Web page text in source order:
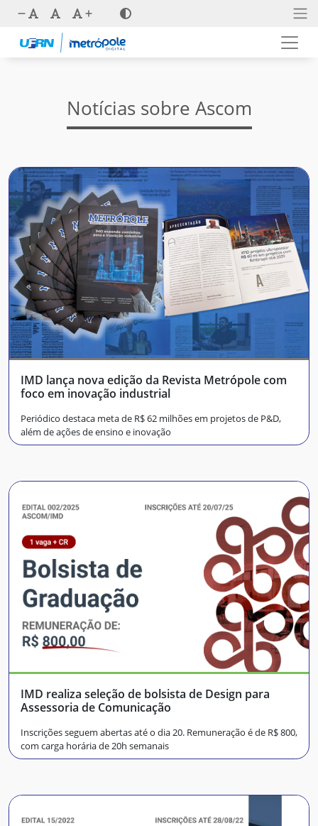
Notícias sobre Ascom
IMD lança nova edição da Revista Metrópole com
foco em inovação industrial
Periódico destaca meta de R$ 62 milhões em projetos de P&D,
além de ações de ensino e inovação
IMD realiza seleção de bolsista de Design para
Assessoria de Comunicação
Inscrições seguem abertas até o dia 20. Remuneração é de R$ 800,
com carga horária de 20h semanais